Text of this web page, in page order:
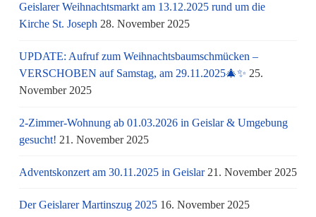
Geislarer Weihnachtsmarkt am 13.12.2025 rund um die
Kirche St. Joseph 28. November 2025
UPDATE: Aufruf zum Weihnachtsbaumschmücken –
VERSCHOBEN auf Samstag, am 29.11.2025🎄✨ 25.
November 2025
2-Zimmer-Wohnung ab 01.03.2026 in Geislar & Umgebung
gesucht! 21. November 2025
Adventskonzert am 30.11.2025 in Geislar 21. November 2025
Der Geislarer Martinszug 2025 16. November 2025